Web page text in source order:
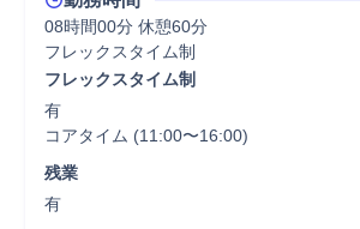
08時間00分 休憩60分
フレックスタイム制
フレックスタイム制
有
コアタイム (11:00〜16:00)
残業
有